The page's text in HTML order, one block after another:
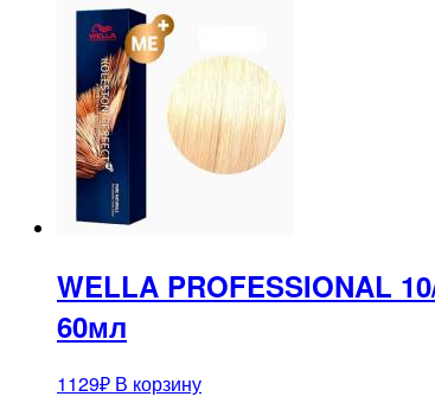
WELLA PROFESSIONAL
60мл
1129₽ В корзину